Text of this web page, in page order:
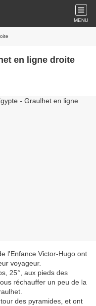
MENU
en ligne droite
l'Enfance Victor-Hugo ont
voyageur.
25°, aux pieds des
réchauffer un peu de la
des pyramides, et ont